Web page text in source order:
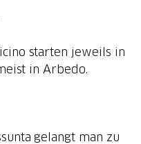
starten jeweils in
in Arbedo.
gelangt man zu